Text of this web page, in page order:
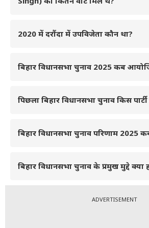
2020 में दरौंदा में उपविजेता कौन था?
बिहार विधानसभा चुनाव 2025 कब
पिछला बिहार विधानसभा चुनाव किस
बिहार विधानसभा चुनाव परिणाम 2025
बिहार विधानसभा चुनाव के प्रमुख मुद्दे क्या
ADVERTISEMENT